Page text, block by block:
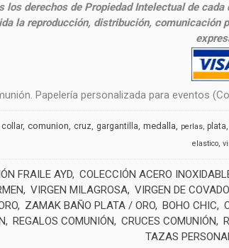
los derechos de Propiedad Intelectual de
la reproducción, distribución,
Papelería personalizada para eventos
collar comunion cruz gargantilla medalla perlas plata
elastico
FRAILE AYD COLECCIÓN ACERO
VIRGEN MILAGROSA VIRGEN DE
ZAMAK BAÑO PLATA / ORO BOHO CHIC
REGALOS COMUNIÓN CRUCES COMUNIÓN
TAZAS